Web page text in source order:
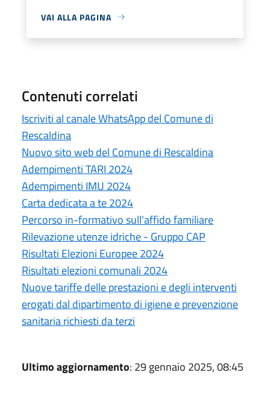
VAI ALLA PAGINA
Contenuti correlati
Iscriviti al canale WhatsApp del Comune di
Rescaldina
Nuovo sito web del Comune di Rescaldina
Adempimenti TARI 2024
Adempimenti IMU 2024
Carta dedicata a te 2024
Percorso in-formativo sull'affido familiare
Rilevazione utenze idriche - Gruppo CAP
Risultati Elezioni Europee 2024
Risultati elezioni comunali 2024
Nuove tariffe delle prestazioni e degli interventi
erogati dal dipartimento di igiene e prevenzione
sanitaria richiesti da terzi
Ultimo aggiornamento: 29 gennaio 2025, 08:45